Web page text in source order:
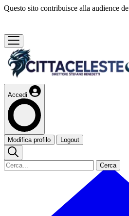
Questo sito contribuisce alla audience de
Accedi
Modifica profilo Logout
Cerca